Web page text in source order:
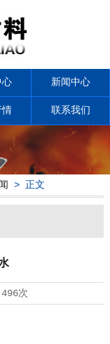
心 新闻中心
情 联系我们
> 正文
496次